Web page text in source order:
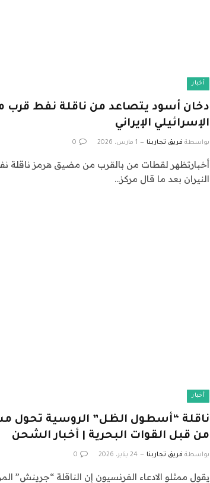
أخبار
دخان أسود يتصاعد من ناقلة نفط قرب
الإسرائيلي الإيراني
بواسطة فريق تجاربنا 1 مارس، 2026 0
أخبارتظهر لقطات من بالقرب من مضيق هرمز ناقلة
النيران بعد ما قال مركز…
أخبار
ناقلة “أسطول الظل” الروسية تحول
من قبل القوات البحرية | أخبار الشحن
بواسطة فريق تجاربنا 24 يناير، 2026 0
يقول ممثلو الادعاء الفرنسيون إن الناقلة “جرينش”